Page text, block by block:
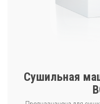
Сушильная